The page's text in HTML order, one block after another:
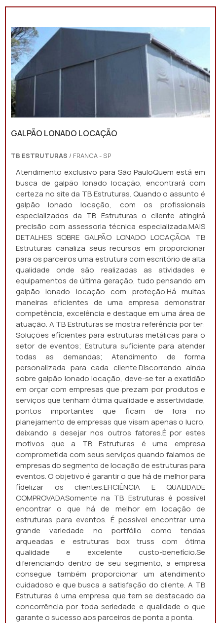
GALPÃO LONADO LOCAÇÃO
TB ESTRUTURAS / FRANCA - SP
Atendimento exclusivo para São PauloQuem está em
busca de galpão lonado locação, encontrará com
certeza no site da TB Estruturas. Quando o assunto é
galpão lonado locação, com os profissionais
especializados da TB Estruturas o cliente atingirá
precisão com assessoria técnica especializada.MAIS
DETALHES SOBRE GALPÃO LONADO LOCAÇÃOA TB
Estruturas canaliza seus recursos em proporcionar
para os parceiros uma estrutura com escritório de alta
qualidade onde são realizadas as atividades e
equipamentos de última geração, tudo pensando em
galpão lonado locação com proteção.Há muitas
maneiras eficientes de uma empresa demonstrar
competência, excelência e destaque em uma área de
atuação. A TB Estruturas se mostra referência por ter:
Soluções eficientes para estruturas metálicas para o
setor de eventos; Estrutura suficiente para atender
todas as demandas; Atendimento de forma
personalizada para cada cliente.Discorrendo ainda
sobre galpão lonado locação, deve-se ter a exatidão
em orçar com empresas que prezam por produtos e
serviços que tenham ótima qualidade e assertividade,
pontos importantes que ficam de fora no
planejamento de empresas que visam apenas o lucro,
deixando a desejar nos outros fatores.É por estes
motivos que a TB Estruturas é uma empresa
comprometida com seus serviços quando falamos de
empresas do segmento de locação de estruturas para
eventos. O objetivo é garantir o que há de melhor para
fidelizar os clientes.EFICIÊNCIA E QUALIDADE
COMPROVADASomente na TB Estruturas é possível
encontrar o que há de melhor em locação de
estruturas para eventos. É possível encontrar uma
grande variedade no portfólio como tendas
arqueadas e estruturas box truss com ótima
qualidade e excelente custo-benefício.Se
diferenciando dentro de seu segmento, a empresa
consegue também proporcionar um atendimento
cuidadoso e que busca a satisfação do cliente. A TB
Estruturas é uma empresa que tem se destacado da
concorrência por toda seriedade e qualidade o que
garante o sucesso aos parceiros de ponta a ponta.